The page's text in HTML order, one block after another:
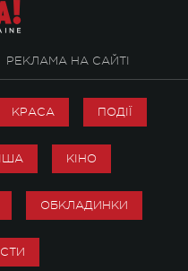
РЕКЛАМА НА САЙТІ
КРАСА ПОДІЇ
КІНО
ОБКЛАДИНКИ